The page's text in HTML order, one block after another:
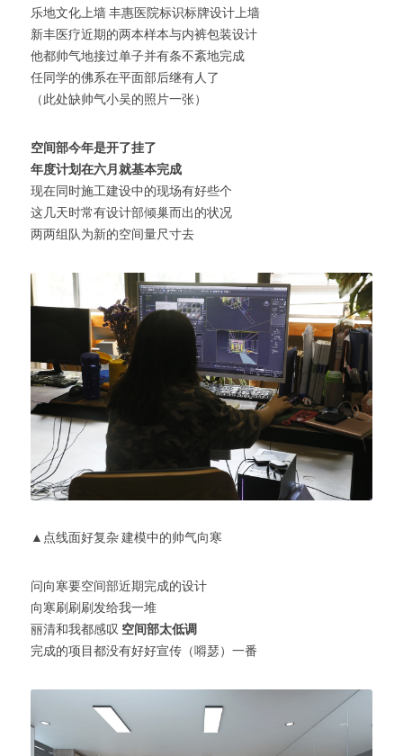
乐地文化上墙 丰惠医院标识标牌设计上墙
新丰医疗近期的两本样本与内裤包装设计
他都帅气地接过单子并有条不紊地完成
任同学的佛系在平面部后继有人了
（此处缺帅气小吴的照片一张）
空间部今年是开了挂了
年度计划在六月就基本完成
现在同时施工建设中的现场有好些个
这几天时常有设计部倾巢而出的状况
两两组队为新的空间量尺寸去
▲点线面好复杂 建模中的帅气向寒
问向寒要空间部近期完成的设计
向寒刷刷刷发给我一堆
丽清和我都感叹 空间部太低调
完成的项目都没有好好宣传（嘚瑟）一番